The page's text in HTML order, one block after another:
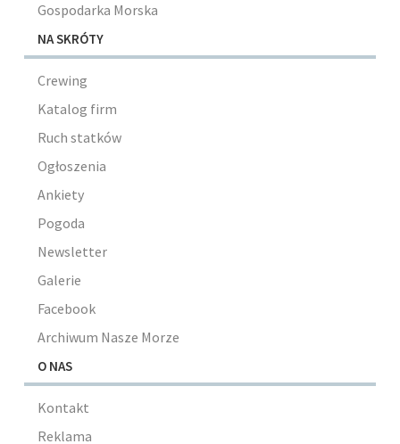
Gospodarka Morska
NA SKRÓTY
Crewing
Katalog firm
Ruch statków
Ogłoszenia
Ankiety
Pogoda
Newsletter
Galerie
Facebook
Archiwum Nasze Morze
O NAS
Kontakt
Reklama